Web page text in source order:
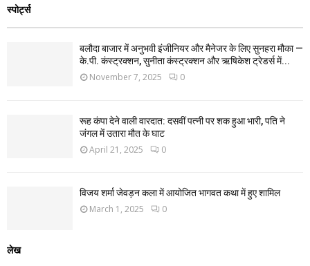
स्पोर्ट्स
बलौदा बाजार में अनुभवी इंजीनियर और मैनेजर के लिए सुनहरा मौका —
के.पी. कंस्ट्रक्शन, सुनीता कंस्ट्रक्शन और ऋषिकेश ट्रेडर्स में...
November 7, 2025 0
रूह कंपा देने वाली वारदात: दसवीं पत्नी पर शक हुआ भारी, पति ने
जंगल में उतारा मौत के घाट
April 21, 2025 0
विजय शर्मा जेवड़न कला में आयोजित भागवत कथा में हुए शामिल
March 1, 2025 0
लेख